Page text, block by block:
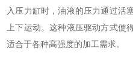
入压力缸时，油液的压力通过活
上下运动。这种液压驱动方式使
适合于各种高强度的加工需求。